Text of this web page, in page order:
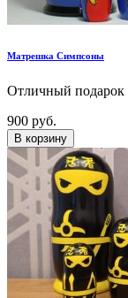
Матрешка Симпсоны
Отличный подарок
900 руб.
В корзину